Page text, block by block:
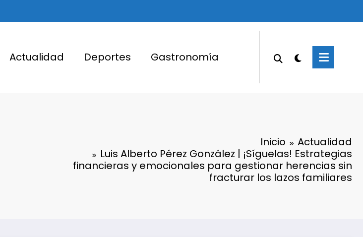
Actualidad Deportes Gastronomía
Inicio
Actualidad
Luis Alberto Pérez González | ¡Síguelas! Estrategias
financieras y emocionales para gestionar herencias sin
fracturar los lazos familiares